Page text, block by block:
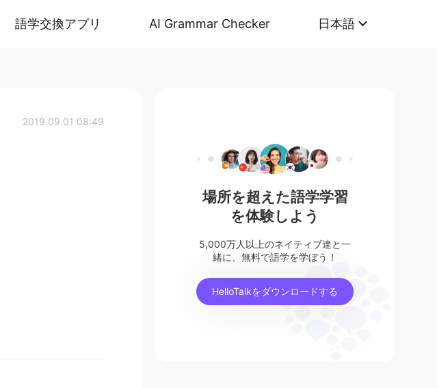
語学交換アプリ AI Grammar Checker 日本語
2019.09.01 08:49
場所を超えた語学学習
を体験しよう
5,000万人以上のネイティブ達と一
緒に、無料で語学を学ぼう！
HelloTalkをダウンロードする